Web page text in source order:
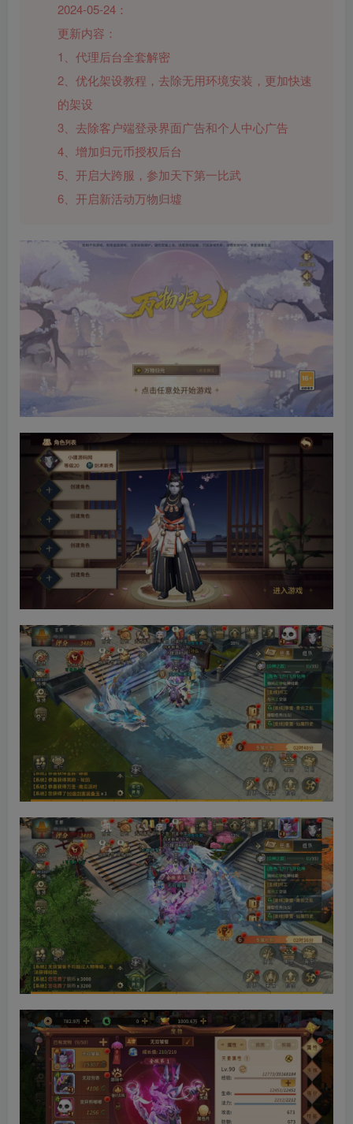
2024-05-24：
更新内容：
1、代理后台全套解密
2、优化架设教程，去除无用环境安装，更加快速
的架设
3、去除客户端登录界面广告和个人中心广告
4、增加归元币授权后台
5、开启大跨服，参加天下第一比武
6、开启新活动万物归墟